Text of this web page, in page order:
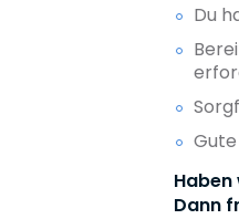
Du
Dann